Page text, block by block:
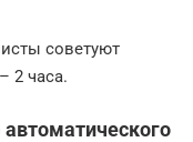
советуют
2 часа.